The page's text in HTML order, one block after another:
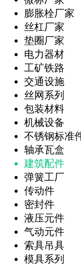
膨胀栓厂家
丝杠厂家
垫圈厂家
电力器材
工矿铁路
交通设施
丝网系列
包装材料
机械设备
不锈钢标准
轴承瓦盒
建筑配件
弹簧工厂
传动件
密封件
液压元件
气动元件
索具吊具
模具系列